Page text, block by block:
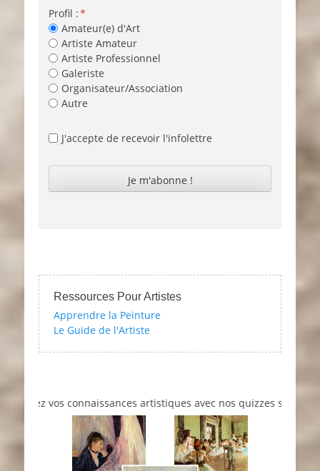
Profil :
Amateur(e) d'Art
Artiste Amateur
Artiste Professionnel
Galeriste
Organisateur/Association
Autre
J'accepte de recevoir l'infolettre
Ressources Pour Artistes
Apprendre la Peinture
Le Guide de l'Artiste
vos connaissances artistiques avec nos quizzes sur